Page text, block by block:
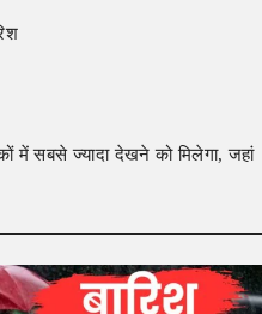
में सबसे ज्यादा देखने को मिलेगा, जहां